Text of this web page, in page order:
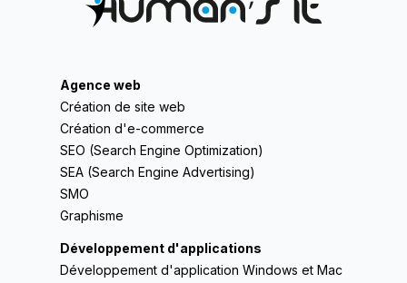
Agence web
Création de site web
Création d'e-commerce
SEO (Search Engine Optimization)
SEA (Search Engine Advertising)
SMO
Graphisme
Développement d'applications
Développement d'application Windows et Mac